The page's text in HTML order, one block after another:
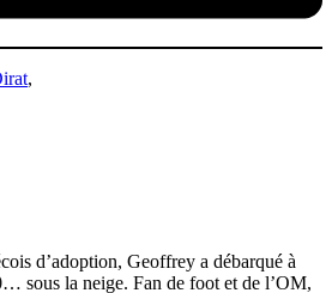
,
d’adoption, Geoffrey a débarqué à
sous la neige. Fan de foot et de l’OM,